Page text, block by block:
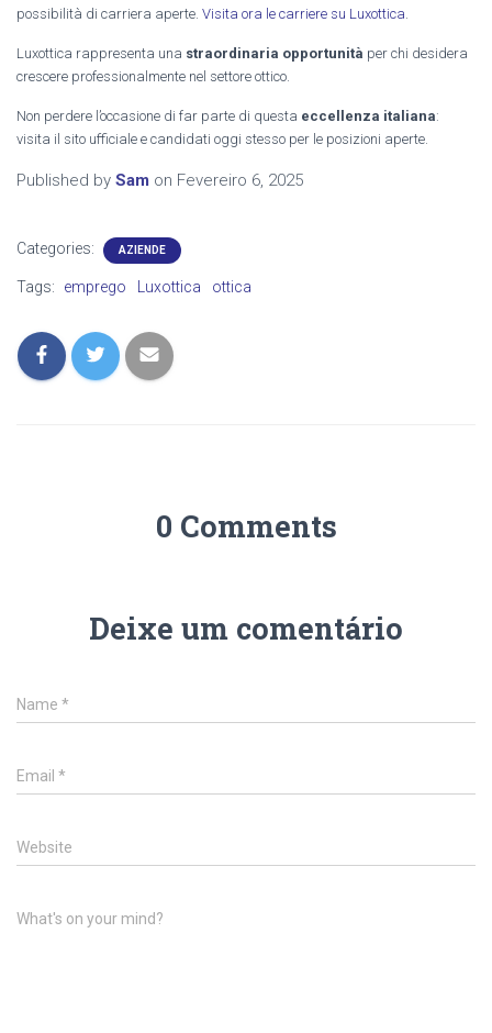
possibilità di carriera aperte. Visita ora le carriere su Luxottica
Luxottica rappresenta una straordinaria opportunità per chi desidera
crescere professionalmente nel settore ottico.
Non perdere l’occasione di far parte di questa eccellenza italiana:
visita il sito ufficiale e candidati oggi stesso per le posizioni aperte.
Published by Sam on Fevereiro 6, 2025
Categories: AZIENDE
Tags: emprego Luxottica ottica
0 Comments
Deixe um comentário
Name *
Email *
Website
What's on your mind?